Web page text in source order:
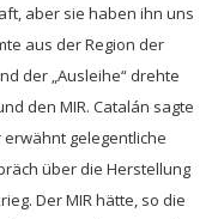
aber sie haben ihn uns
aus der Region der
der „Ausleihe“ drehte
den MIR. Catalán sagte
gelegentliche
über die Herstellung
Der MIR hätte, so die